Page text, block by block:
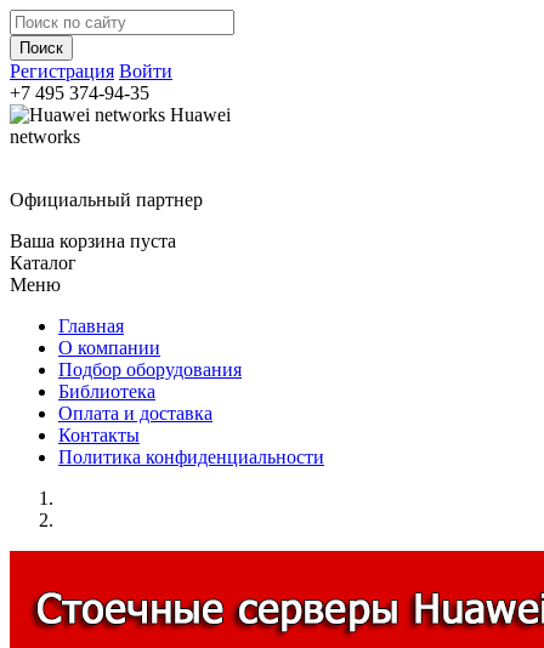
Регистрация Войти
+7 495 374-94-35
Huawei
networks
Официальный партнер
Ваша корзина пуста
Каталог
Меню
Главная
О компании
Подбор оборудования
Библиотека
Оплата и доставка
Контакты
Политика конфиденциальности